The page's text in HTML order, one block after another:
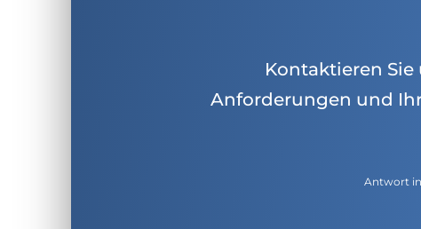
Kontaktieren
Anforderungen und
Antwort